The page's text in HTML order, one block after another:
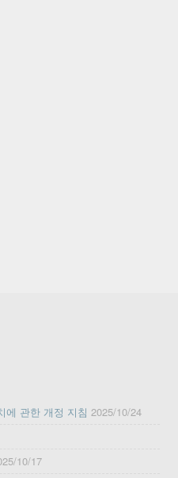
에 관한 개정 지침 2025/10/24
10/17